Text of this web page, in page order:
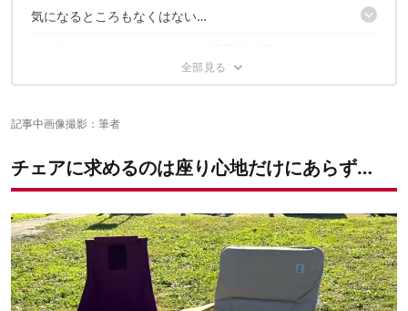
軽く小さく、持ち運びラクちん
2WAYハンドルが便利
12段階の高さが選べ、子どもも座れる
ラック的な活用もアリだった！
気になるところもなくはない…
収納ケースがあればよかった
記事中画像撮影：筆者
チェアに求めるのは座り心地だけにあらず…